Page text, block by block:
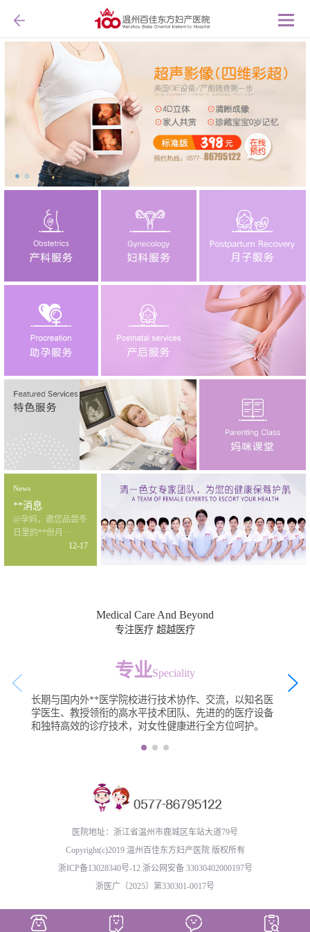
News
**消息
@孕妈，邀您品尝冬
日里的**份月···
12-17
Medical Care And Beyond
专注医疗 超越医疗
专业Speciality
长期与国内外**医学院校进行技术协作、交流，以知名医
学医生、教授领衔的高水平技术团队、先进的的医疗设备
和独特高效的诊疗技术，对女性健康进行全方位呵护。
医院地址：浙江省温州市鹿城区车站大道79号
Copyright(c)2019 温州百佳东方妇产医院 版权所有
浙ICP备13028340号-12 浙公网安备 33030402000197号
浙医广〔2025〕第330301-0017号